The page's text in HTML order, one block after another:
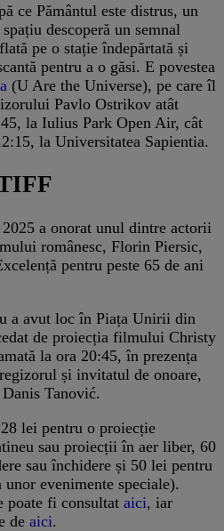
ce Pământul este distrus, un
descoperă un semnal
pe o stație îndepărtată și
pentru a o găsi. E povestea
(U Are the Universe), pe care îl
Pavlo Ostrikov atât
la Iulius Park Open Air, cât
la Universitatea Sapientia.
a onorat unul dintre actorii
românesc, Florin Piersic,
pentru peste 65 de ani
a avut loc în Piața Unirii din
de proiecția filmului Christy
la ora 20:45, în prezența
și invitatul de onoare,
Tanović.
lei pentru o proiecție
sau proiecții în aer liber, 60
sau închidere și 50 lei pentru
evenimente speciale).
poate fi consultat aici, iar
de aici.